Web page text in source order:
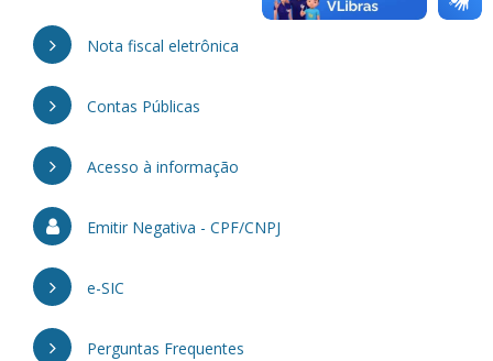
Nota fiscal eletrônica
Contas Públicas
Acesso à informação
Emitir Negativa - CPF/CNPJ
e-SIC
Perguntas Frequentes